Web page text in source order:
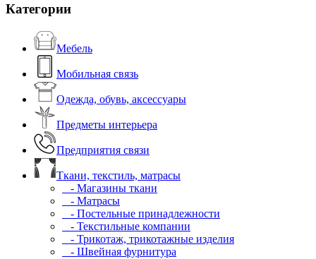
Категории
Мебель
Мобильная связь
Одежда, обувь, аксессуары
Предметы интерьера
Предприятия связи
Ткани, текстиль, матрасы
- Магазины ткани
- Матрасы
- Постельные принадлежности
- Текстильные компании
- Трикотаж, трикотажные изделия
- Швейная фурнитура